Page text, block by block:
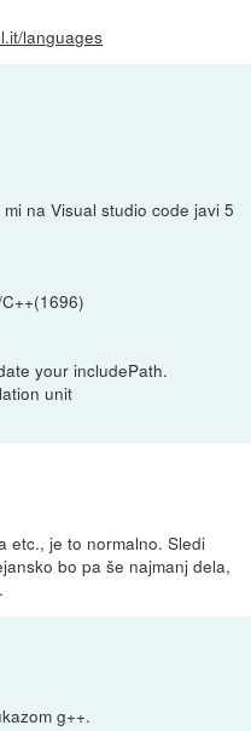
languages
na Visual studio code javi 5
your includePath.
unit
etc., je to normalno. Sledi
bo pa še najmanj dela,
g++.